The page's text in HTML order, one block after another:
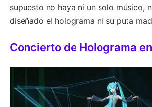
supuesto no haya ni un solo músico,
diseñado el holograma ni su puta
Concierto de Holograma